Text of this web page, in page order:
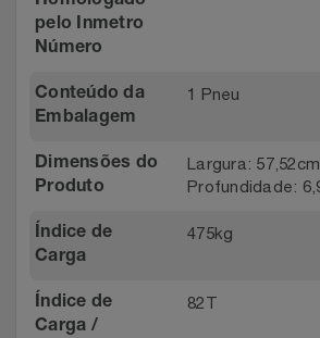
pelo Inmetro
Número
Conteúdo da
Embalagem
1 Pneu
Dimensões do
Produto
Largura:
Profundidade:
Índice de
Carga
475kg
Índice de
Carga /
82T